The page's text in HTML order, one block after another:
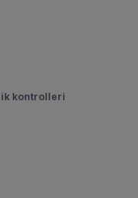
kontrolleri